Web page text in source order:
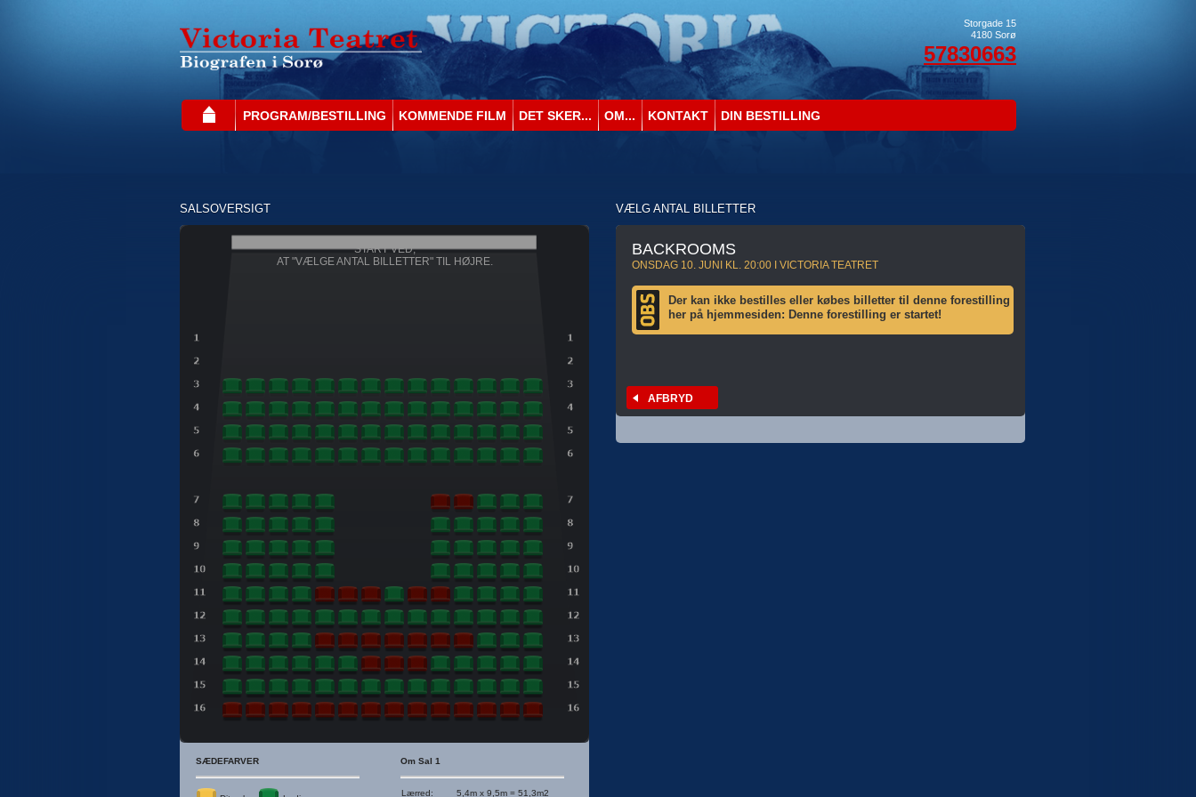
Storgade 15
4180 Sorø
57830663
PROGRAM/BESTILLING KOMMENDE FILM DET SKER... OM... KONTAKT DIN BESTILLING
SALSOVERSIGT
START VED,
AT "VÆLGE ANTAL BILLETTER" TIL HØJRE.
SÆDEFARVER Om Sal 1
Lærred: 5,4m x 9,5m = 51,3m2
VÆLG ANTAL BILLETTER
BACKROOMS
ONSDAG 10. JUNI KL. 20:00 I VICTORIA TEATRET
Der kan ikke bestilles eller købes billetter til denne forestilling
her på hjemmesiden: Denne forestilling er startet!
AFBRYD